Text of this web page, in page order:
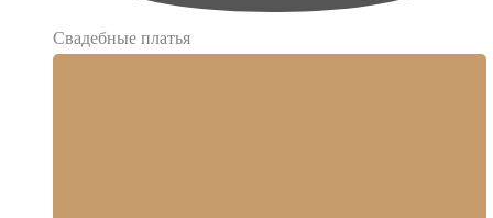
Свадебные платья